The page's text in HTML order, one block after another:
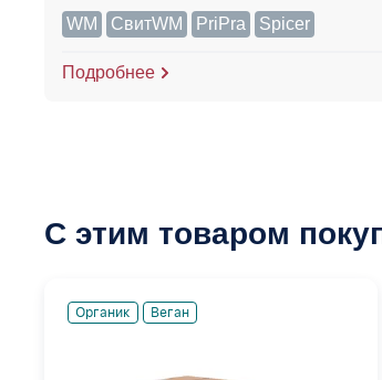
WM
СвитWM PriPra Spicer
Подробнее
С этим товаром
Органик Веган